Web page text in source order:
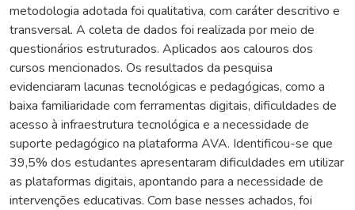
metodologia adotada foi qualitativa, com caráter descritivo e
transversal. A coleta de dados foi realizada por meio de
questionários estruturados. Aplicados aos calouros dos
cursos mencionados. Os resultados da pesquisa
evidenciaram lacunas tecnológicas e pedagógicas, como a
baixa familiaridade com ferramentas digitais, dificuldades de
acesso à infraestrutura tecnológica e a necessidade de
suporte pedagógico na plataforma AVA. Identificou-se que
39,5% dos estudantes apresentaram dificuldades em utilizar
as plataformas digitais, apontando para a necessidade de
intervenções educativas. Com base nesses achados, foi